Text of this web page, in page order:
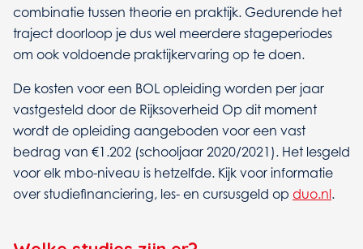
combinatie tussen theorie en praktijk. Gedurende het
traject doorloop je dus wel meerdere stageperiodes
om ook voldoende praktijkervaring op te doen.
De kosten voor een BOL opleiding worden per jaar
vastgesteld door de Rijksoverheid Op dit moment
wordt de opleiding aangeboden voor een vast
bedrag van €1.202 (schooljaar 2020/2021). Het lesgeld
voor elk mbo-niveau is hetzelfde. Kijk voor informatie
over studiefinanciering, les- en cursusgeld op duo.nl.